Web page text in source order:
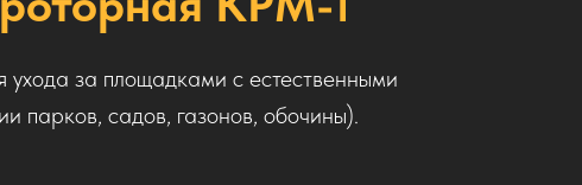
за площадками с естественными
парков, садов, газонов, обочины).